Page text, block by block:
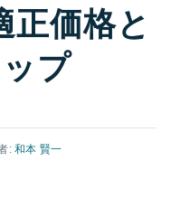
正価格と
プ
:和本 賢一